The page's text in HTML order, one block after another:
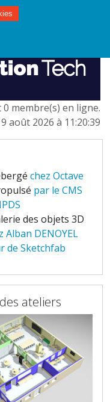
membre(s) en ligne.
août 2026 à 11:20:39
chez Octave
par le CMS
des objets 3D
Alban DENOYEL
de Sketchfab
ateliers